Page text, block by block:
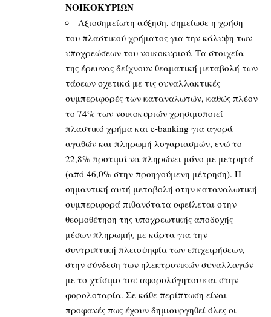
ΝΟΙΚΟΚΥΡΙΩΝ
Αξιοσημείωτη αύξηση, σημείωσε η χρήση
του πλαστικού χρήματος για την κάλυψη των
υποχρεώσεων του νοικοκυριού. Τα στοιχεία
της έρευνας δείχνουν θεαματική μεταβολή των
τάσεων σχετικά με τις συναλλακτικές
συμπεριφορές των καταναλωτών, καθώς πλέον
το 74% των νοικοκυριών χρησιμοποιεί
πλαστικό χρήμα και e-banking για αγορά
αγαθών και πληρωμή λογαριασμών, ενώ το
22,8% προτιμά να πληρώνει μόνο με μετρητά
(από 46,0% στην προηγούμενη μέτρηση). Η
σημαντική αυτή μεταβολή στην καταναλωτική
συμπεριφορά πιθανότατα οφείλεται στην
θεσμοθέτηση της υποχρεωτικής αποδοχής
μέσων πληρωμής με κάρτα για την
συντριπτική πλειοψηφία των επιχειρήσεων,
στην σύνδεση των ηλεκτρονικών συναλλαγών
με το χτίσιμο του αφορολόγητου και στην
φορολοταρία. Σε κάθε περίπτωση είναι
προφανές πως έχουν δημιουργηθεί όλες οι